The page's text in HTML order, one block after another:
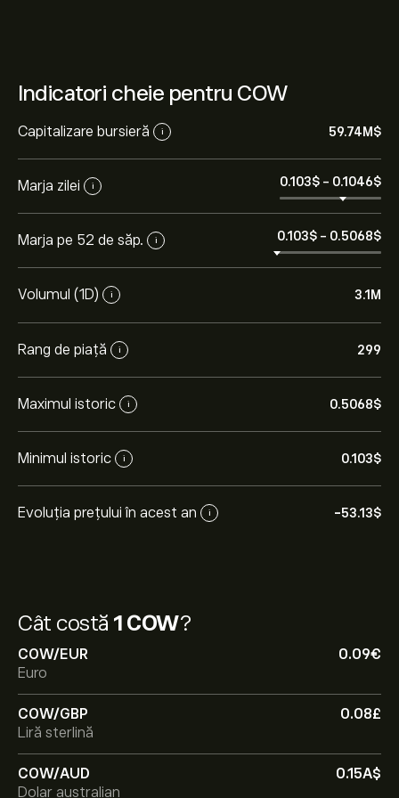
Cât costă 1 COW?
COW/EUR
0.09‎€‎
Euro
COW/GBP
0.08‎£‎
Liră sterlină
COW/AUD
0.15‎A$‎
Dolar australian
Indicatori cheie pentru COW
Capitalizare bursieră i 59.74M‎$‎
Marja zilei i 0.103‎$‎ - 0.1046‎$‎
Marja pe 52 de săp. i 0.103‎$‎ - 0.5068‎$‎
Volumul (1D) i 3.1M
Rang de piață i 299
Maximul istoric i 0.5068‎$‎
Minimul istoric i 0.103‎$‎
Evoluția prețului în acest an i -53.13‎$‎